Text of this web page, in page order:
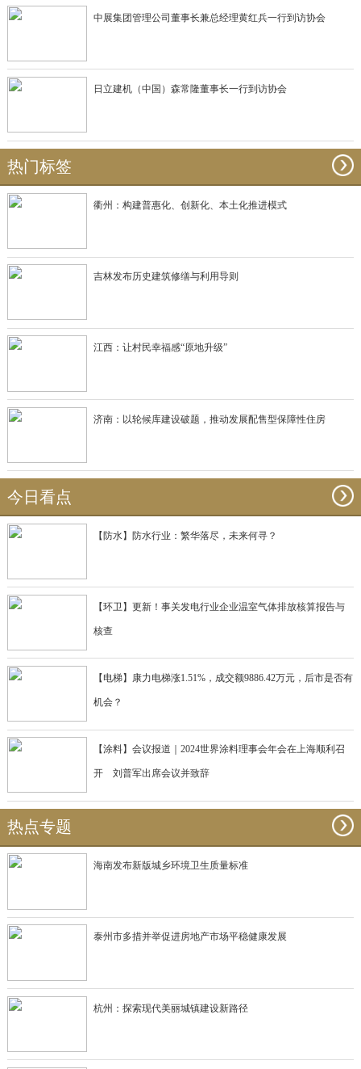
中展集团管理公司董事长兼总经理黄红兵一行到访协会
日立建机（中国）森常隆董事长一行到访协会
热门标签
衢州：构建普惠化、创新化、本土化推进模式
吉林发布历史建筑修缮与利用导则
江西：让村民幸福感“原地升级”
济南：以轮候库建设破题，推动发展配售型保障性住房
今日看点
【防水】防水行业：繁华落尽，未来何寻？
【环卫】更新！事关发电行业企业温室气体排放核算报告与
核查
【电梯】康力电梯涨1.51%，成交额9886.42万元，后市是否有
机会？
【涂料】会议报道｜2024世界涂料理事会年会在上海顺利召
开 刘普军出席会议并致辞
热点专题
海南发布新版城乡环境卫生质量标准
泰州市多措并举促进房地产市场平稳健康发展
杭州：探索现代美丽城镇建设新路径